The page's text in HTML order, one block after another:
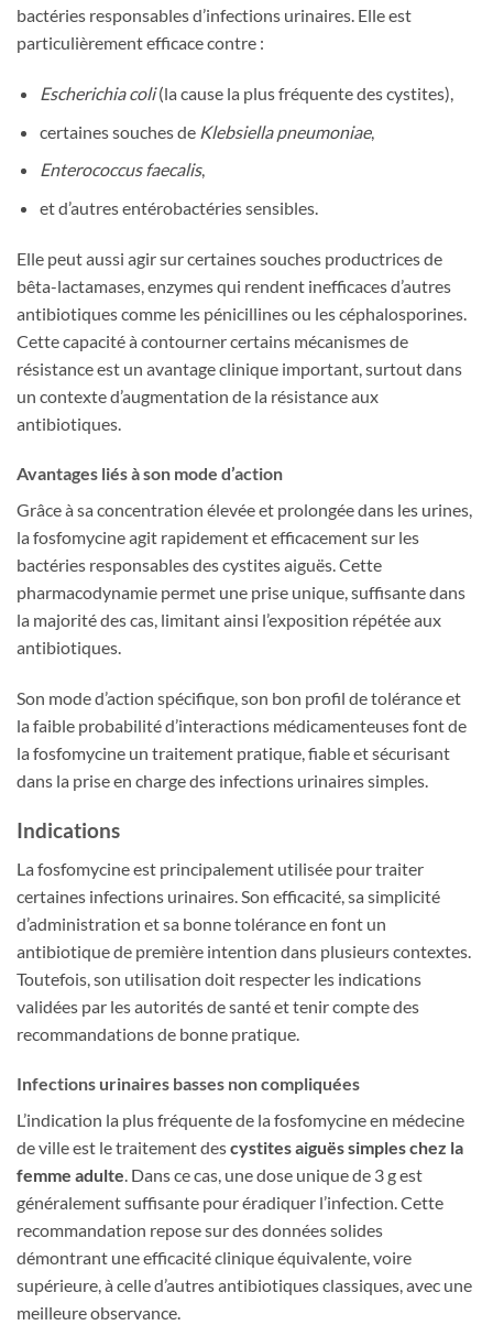
bactéries responsables d’infections urinaires. Elle est
particulièrement efficace contre :
Escherichia coli(la cause la plus fréquente des cystites),
certaines souches de Klebsiella pneumoniae,
Enterococcus faecalis,
et d’autres entérobactéries sensibles.
Elle peut aussi agir sur certaines souches productrices de
bêta-lactamases, enzymes qui rendent inefficaces d’autres
antibiotiques comme les pénicillines ou les céphalosporines.
Cette capacité à contourner certains mécanismes de
résistance est un avantage clinique important, surtout dans
un contexte d’augmentation de la résistance aux
antibiotiques.
Avantages liés à son mode d’action
Grâce à sa concentration élevée et prolongée dans les urines,
la fosfomycine agit rapidement et efficacement sur les
bactéries responsables des cystites aiguës. Cette
pharmacodynamie permet une prise unique, suffisante dans
la majorité des cas, limitant ainsi l’exposition répétée aux
antibiotiques.
Son mode d’action spécifique, son bon profil de tolérance et
la faible probabilité d’interactions médicamenteuses font de
la fosfomycine un traitement pratique, fiable et sécurisant
dans la prise en charge des infections urinaires simples.
Indications
La fosfomycine est principalement utilisée pour traiter
certaines infections urinaires. Son efficacité, sa simplicité
d’administration et sa bonne tolérance en font un
antibiotique de première intention dans plusieurs contextes.
Toutefois, son utilisation doit respecter les indications
validées par les autorités de santé et tenir compte des
recommandations de bonne pratique.
Infections urinaires basses non compliquées
L’indication la plus fréquente de la fosfomycine en médecine
de ville est le traitement descystites aiguës simples chez la
femme adulte. Dans ce cas, une dose unique de 3 g est
généralement suffisante pour éradiquer l’infection. Cette
recommandation repose sur des données solides
démontrant une efficacité clinique équivalente, voire
supérieure, à celle d’autres antibiotiques classiques, avec une
meilleure observance.